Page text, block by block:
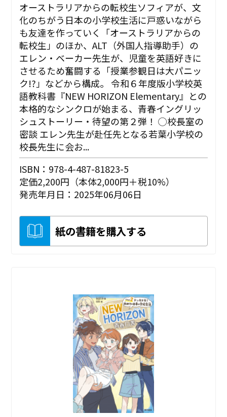
オーストラリアからの転校生ソフィアが、文
化のちがう日本の小学校生活に戸惑いながら
も友達を作っていく「オーストラリアからの
転校生」のほか、ALT（外国人指導助手）の
エレン・ベーカー先生が、児童を英語好きに
させるため奮闘する「授業参観日は大パニッ
ク!?」などから構成。 令和６年度版小学校英
語教科書『NEW HORIZON Elementary』との
本格的なシンクロが始まる、青春イングリッ
シュストーリー・待望の第２弾！ ◯校長室の
密談 エレン先生が赴任先となる若葉小学校の
校長先生に会お...
ISBN：978-4-487-81823-5
定価2,200円（本体2,000円＋税10%）
発売年月日：2025年06月06日
紙の書籍を購入する